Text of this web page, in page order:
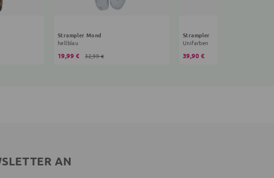
Strampler Mond
hellblau
19,99 € 32,99 €
Strampler
Unifarben
39,90 €
AN